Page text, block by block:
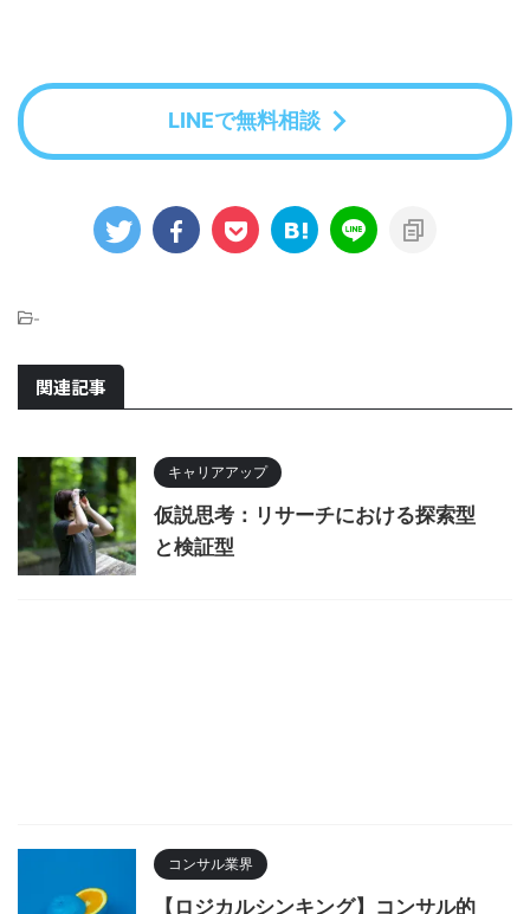
LINEで無料相談
-
関連記事
キャリアアップ
仮説思考：リサーチにおける探索型
と検証型
コンサル業界
【ロジカルシンキング】コンサル的